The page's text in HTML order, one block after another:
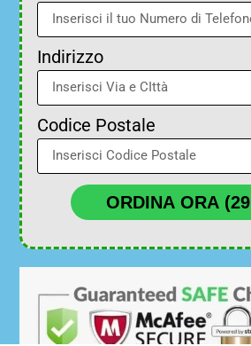
Indirizzo
Codice Postale
ORDINA ORA